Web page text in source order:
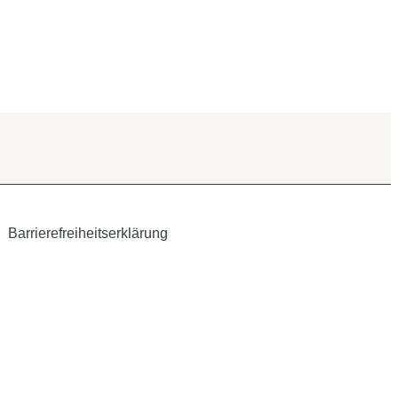
Barrierefreiheitserklärung